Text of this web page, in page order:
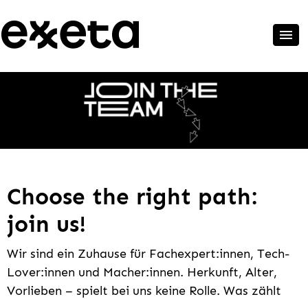
Choose the right path:
join us!
Wir sind ein Zuhause für Fachexpert:innen, Tech-
Lover:innen und Macher:innen. Herkunft, Alter,
Vorlieben – spielt bei uns keine Rolle. Was zählt